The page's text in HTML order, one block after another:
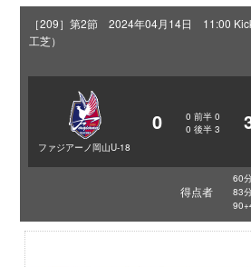
［209］第2節 2024年04月14日 11:00
工芝）
ファジアーノ岡山U-18
0 0 前半 0
0 後半 3
得点者
60
83